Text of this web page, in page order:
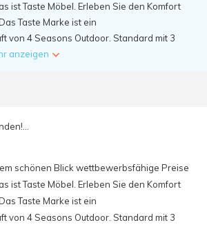
ist Taste Möbel. Erleben Sie den Komfort
Taste Marke ist ein
von 4 Seasons Outdoor. Standard mit 3
anzeigen
schönen Blick wettbewerbsfähige Preise
ist Taste Möbel. Erleben Sie den Komfort
Taste Marke ist ein
von 4 Seasons Outdoor. Standard mit 3